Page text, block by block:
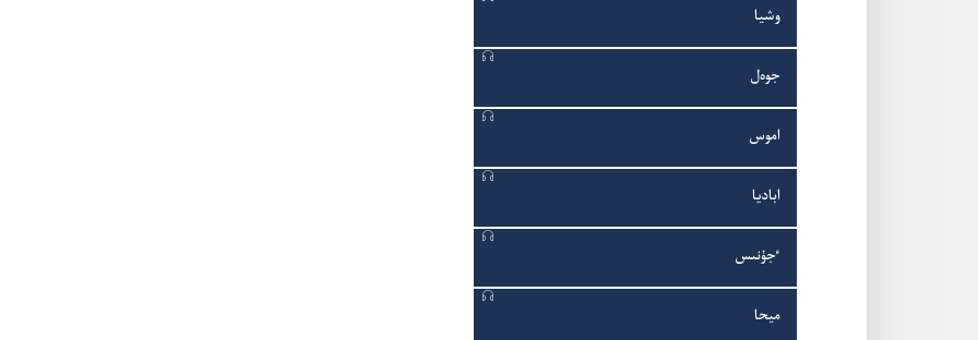
وشيا
جوە‌ل
اموس
اباديا
ٴ‌جۇ‌نىس
ميحا